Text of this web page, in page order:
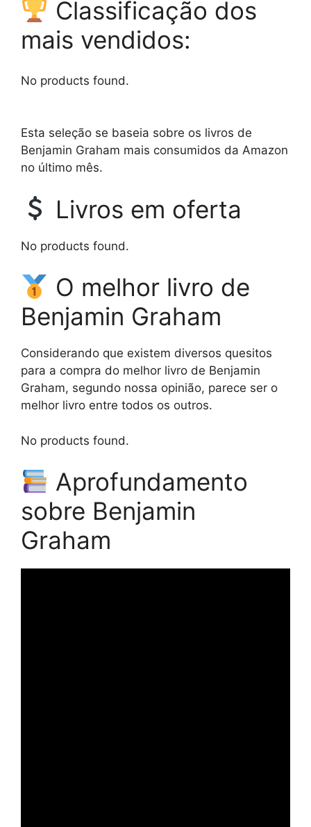
Classificação dos
mais vendidos:
No products found.
Esta seleção se baseia sobre os livros de
Benjamin Graham mais consumidos da Amazon
no último mês.
Livros em oferta
No products found.
O melhor livro de
Benjamin Graham
Considerando que existem diversos quesitos
para a compra do melhor livro de Benjamin
Graham, segundo nossa opinião, parece ser o
melhor livro entre todos os outros.
No products found.
Aprofundamento
sobre Benjamin
Graham